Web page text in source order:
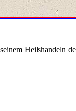
Heilshandeln